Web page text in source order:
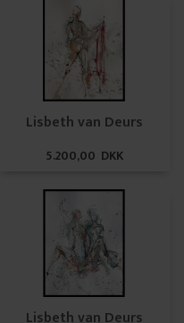
Lisbeth van Deurs
5.200,00 DKK
Lisbeth van Deurs